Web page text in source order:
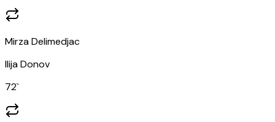
Mirza Delimedjac
Ilija Donov
72`